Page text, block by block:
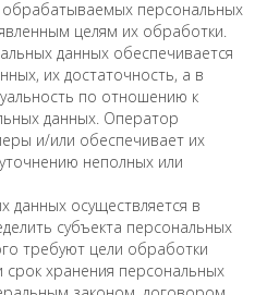
обрабатываемых персональных
целям их обработки.
данных обеспечивается
их достаточность, а в
по отношению к
данных. Оператор
и/или обеспечивает их
неполных или
данных осуществляется в
субъекта персональных
требуют цели обработки
срок хранения персональных